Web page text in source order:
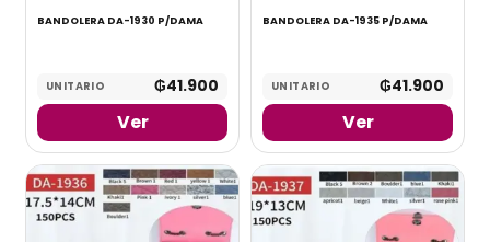
BANDOLERA DA-1930 P/DAMA
UNITARIO ₲41.900
Ver
BANDOLERA DA-1935 P/DAMA
UNITARIO ₲41.900
Ver